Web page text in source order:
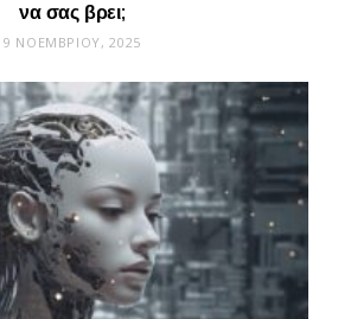
να σας βρει;
9 ΝΟΕΜΒΡΊΟΥ, 2025